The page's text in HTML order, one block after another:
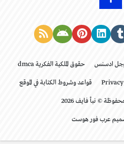
ادسنس حقوق الملكية الفكرية dmca
قواعد وشروط الكتابة في الموقع
© نبأ فايف 2026
عرب فور هوست